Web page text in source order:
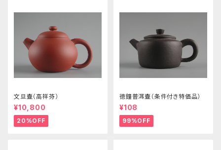
文旦壷（高祥芬）
¥10,800
20%OFF
徳鐘普洱壷（条件付き特価品）
¥108
99%OFF